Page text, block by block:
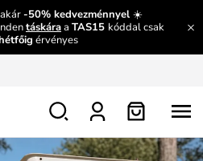
akár-50% kedvezménnyel ☀️
táskáraa TAS15 kóddal csak
érvényes